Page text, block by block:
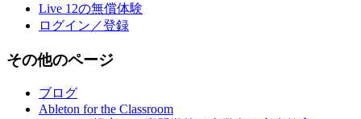
Live 12の無償体験
ログイン／登録
その他のページ
ブログ
Ableton for the Classroom